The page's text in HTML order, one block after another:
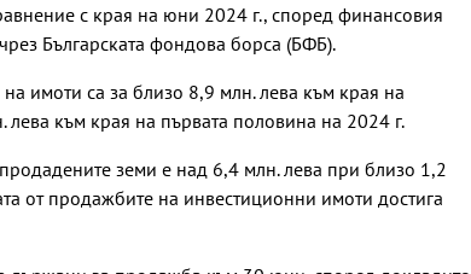
с края на юни 2024 г., според финансовия
Българската фондова борса (БФБ).
имоти са за близо 8,9 млн. лева към края на
лева към края на първата половина на 2024 г.
земи е над 6,4 млн. лева при близо 1,2
от продажбите на инвестиционни имоти достига